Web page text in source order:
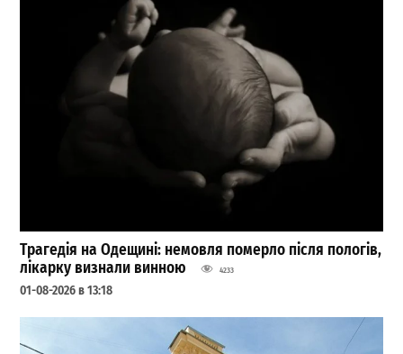
Трагедія на Одещині: немовля померло після пологів,
лікарку визнали винною
4233
01-08-2026 в 13:18